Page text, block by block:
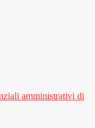
amministrativi di